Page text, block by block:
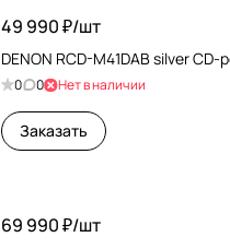
49 990 ₽/шт
DENON RCD-M41DAB silver CD-
0 0 Нет в наличии
Заказать
69 990 ₽/шт